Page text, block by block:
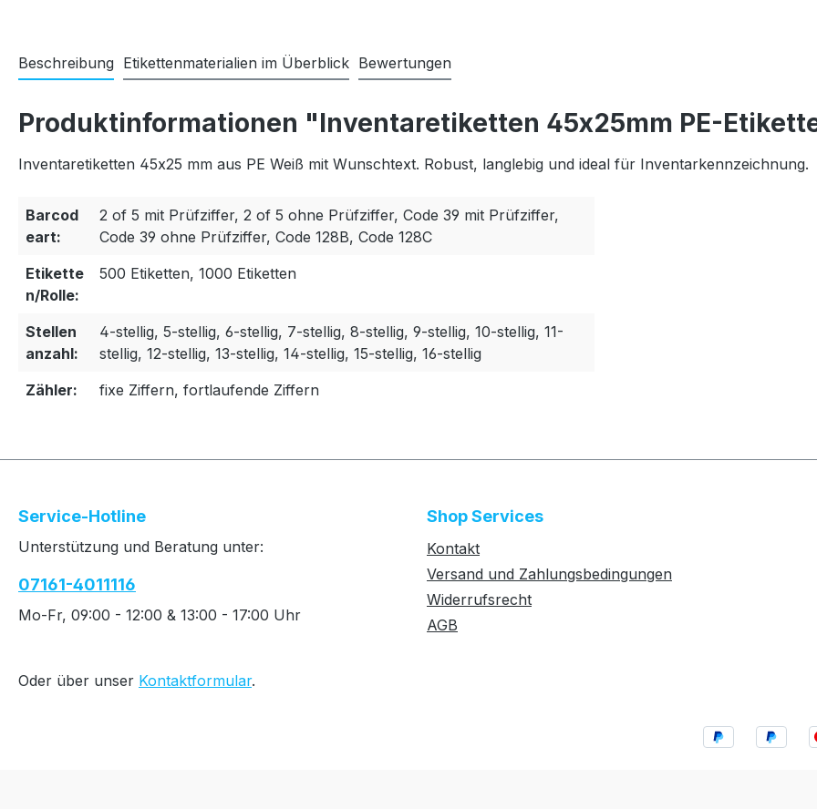
Beschreibung Etikettenmaterialien im Überblick Bewertungen
Produktinformationen "Inventaretiketten 45x25mm PE-
Inventaretiketten 45x25 mm aus PE Weiß mit Wunschtext. Robust, langlebig und ideal für Inventarkennzeichnung.
Barcod
eart:
2 of 5 mit Prüfziffer, 2 of 5 ohne Prüfziffer, Code 39 mit Prüfziffer,
Code 39 ohne Prüfziffer, Code 128B, Code 128C
Etikette
n/Rolle:
500 Etiketten, 1000 Etiketten
Stellen
anzahl:
4-stellig, 5-stellig, 6-stellig, 7-stellig, 8-stellig, 9-stellig, 10-stellig, 11-
stellig, 12-stellig, 13-stellig, 14-stellig, 15-stellig, 16-stellig
Zähler:
fixe Ziffern, fortlaufende Ziffern
Service-Hotline
Unterstützung und Beratung unter:
07161-4011116
Mo-Fr, 09:00 - 12:00 & 13:00 - 17:00 Uhr
Oder über unser Kontaktformular.
Shop Services
Kontakt
Versand und Zahlungsbedingungen
Widerrufsrecht
AGB